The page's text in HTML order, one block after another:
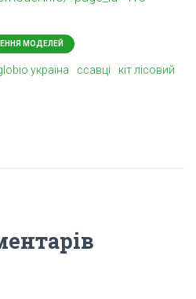
МОДЕЛЕЙ
україна ссавці кіт лісовий